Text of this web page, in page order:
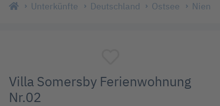
Unterkünfte Deutschland Ostsee
Villa Somersby Ferienwohnung
Nr.02